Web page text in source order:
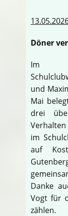
Döner
Im
und
Mai
drei
im
auf
Danke
Vogt für
zählen.